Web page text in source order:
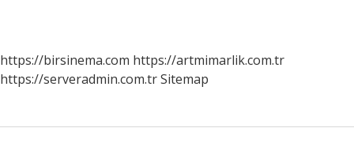
https://birsinema.com https://artmimarlik.com.tr
https://serveradmin.com.trSitemap